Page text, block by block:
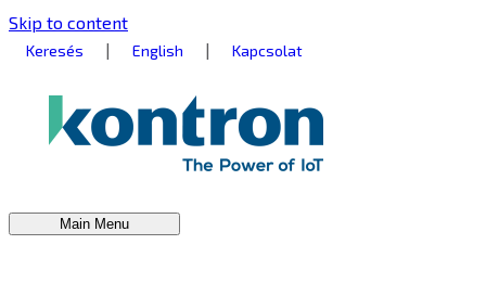
Skip to content
Keresés | English | Kapcsolat
Main Menu